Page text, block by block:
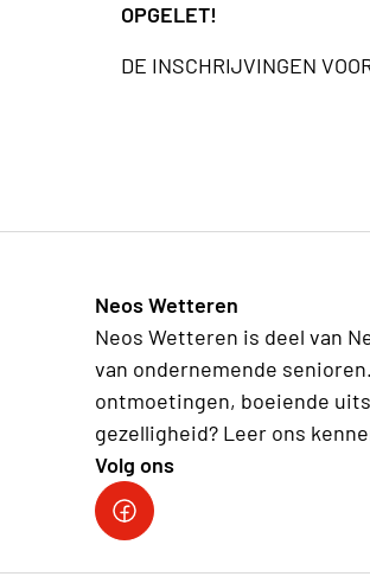
OPGELET!
DE INSCHRIJVINGEN
Neos Wetteren
Neos Wetteren is deel van
van ondernemende
ontmoetingen, boeiende
gezelligheid? Leer ons
Volg ons